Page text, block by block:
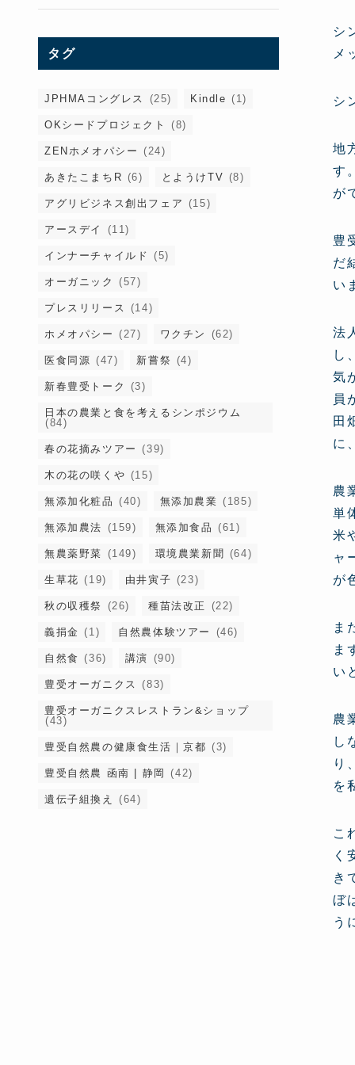
シ
メ
シ
地
す
が
豊
だ
い
法
し
気
員
田
に
農
単
米
ャ
が
ま
ま
い
農
し
り
を
こ
く
き
ぼ
う
タグ
JPHMAコングレス (25) Kindle (1)
OKシードプロジェクト (8)
ZENホメオパシー (24)
あきたこまちR (6) とようけTV (8)
アグリビジネス創出フェア (15)
アースデイ (11)
インナーチャイルド (5)
オーガニック (57)
プレスリリース (14)
ホメオパシー (27) ワクチン (62)
医食同源 (47) 新嘗祭 (4)
新春豊受トーク (3)
日本の農業と食を考えるシンポジウム
(84)
春の花摘みツアー (39)
木の花の咲くや (15)
無添加化粧品 (40) 無添加農業 (185)
無添加農法 (159) 無添加食品 (61)
無農薬野菜 (149) 環境農業新聞 (64)
生草花 (19) 由井寅子 (23)
秋の収穫祭 (26) 種苗法改正 (22)
義捐金 (1) 自然農体験ツアー (46)
自然食 (36) 講演 (90)
豊受オーガニクス (83)
豊受オーガニクスレストラン&ショップ
(43)
豊受自然農の健康食生活｜京都 (3)
豊受自然農 函南 | 静岡 (42)
遺伝子組換え (64)